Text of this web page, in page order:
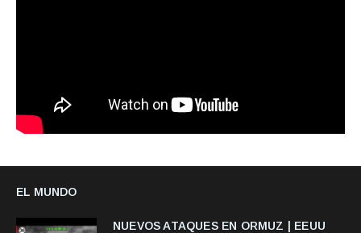
EL MUNDO
NUEVOS ATAQUES EN ORMUZ | EEUU